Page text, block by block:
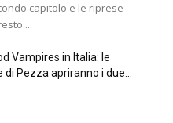
capitolo e le riprese
Vampires in Italia: le
di Pezza apriranno i due...